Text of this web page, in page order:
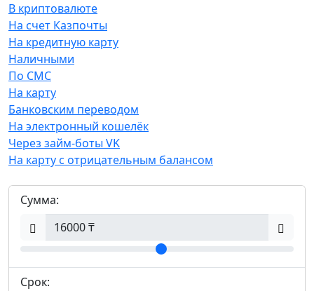
В криптовалюте
На счет Казпочты
На кредитную карту
Наличными
По СМС
На карту
Банковским переводом
На электронный кошелёк
Через займ-боты VK
На карту с отрицательным балансом
Сумма:
Срок: